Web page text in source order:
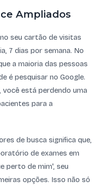
Ampliados
seu cartão de visitas
7 dias por semana. No
a maioria das pessoas
é pesquisar no Google.
você está perdendo uma
para a
de busca significa que,
de exames em
perto de mim', seu
opções. Isso não só